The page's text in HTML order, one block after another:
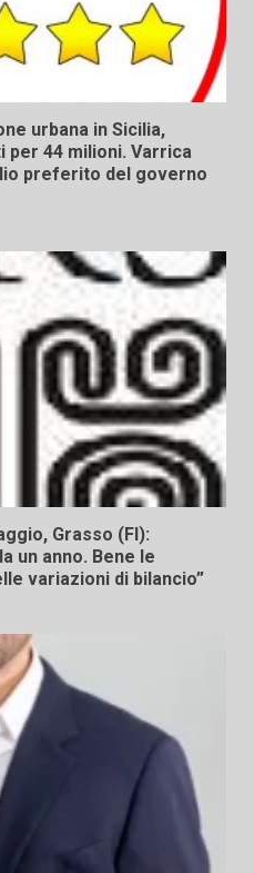
urbana in Sicilia,
per 44 milioni. Varrica
preferito del governo
Grasso (FI):
un anno. Bene le
variazioni di bilancio”